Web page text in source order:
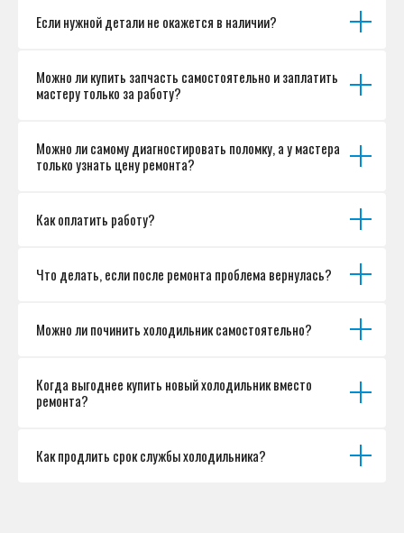
Если нужной детали не окажется в наличии?
Можно ли купить запчасть самостоятельно и заплатить
мастеру только за работу?
Можно ли самому диагностировать поломку, а у мастера
только узнать цену ремонта?
Как оплатить работу?
Что делать, если после ремонта проблема вернулась?
Можно ли починить холодильник самостоятельно?
Когда выгоднее купить новый холодильник вместо
ремонта?
Как продлить срок службы холодильника?